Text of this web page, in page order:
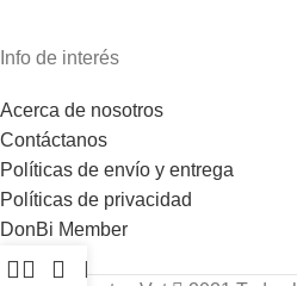
Info de interés
Acerca de nosotros
Contáctanos
Políticas de envío y entrega
Políticas de privacidad
DonBi Member
Tienda